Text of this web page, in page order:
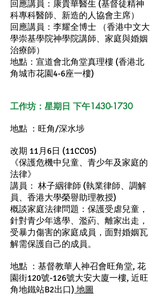
回應講員：康貴華醫生 (基督徒精神
科專科醫師、新造的人協會主席）
回應講員：李耀全博士 （香港中文大
學崇基學院神學院講師、家庭與婚姻
治療師）
地點：宣道會北角堂真理樓 (香港北
角城市花園4-6座一樓)
工作坊：星期日 下午1430-1730
地點 ：旺角/深水埗
改期 11月6日 (11CC05)
《保護危機中兒童、青少年及家庭的
法律》
講員： 林子絪律師 (執業律師、調解
員、香港大學榮譽助理教授)
概談家庭法律問題：保護受虐兒童，
針對青少年逃學、濫葯、離家出走，
受暴力傷害的家庭成員，面對婚姻瓦
解需保護自己的成員。
地點 ：基督教華人神召會旺角堂, 花
園街120號-126號大安大廈一樓, 近旺
角地鐵站B2出口) 地圖